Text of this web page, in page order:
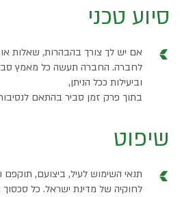
סיוע טכני
אם יש לך צורך בהבהרות, שאלות או
לחברה. החברה תעשה כל מאמץ
וביעילות ככל הניתן,
בתוך פרק זמן סביר בהתאם
שיפוט
תנאי השימוש לעיל, ביצועם, תוקפם
לחוקיה של מדינת ישראל. כל סכסוך